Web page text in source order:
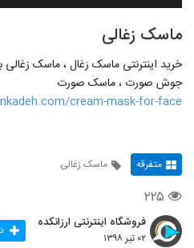
ماسک زغالی
خرید اینترنتی ماسک زغال ، ماسک
جوش صورت ، ماسک صورت
cream-mask-for-face/
متفرقه ماسک زغالی
۲۲۵
فروشگاه اینترنتی ارزانکده
۰۲ تیر ۱۳۹۸